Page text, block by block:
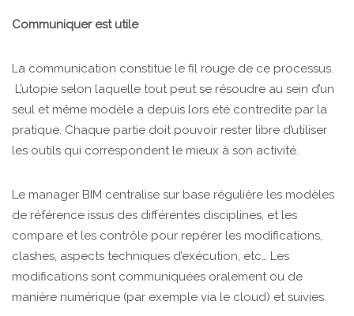
Communiquer est utile
La communication constitue le fil rouge de ce processus.
L’utopie selon laquelle tout peut se résoudre au sein d’un
seul et même modèle a depuis lors été contredite par la
pratique. Chaque partie doit pouvoir rester libre d’utiliser
les outils qui correspondent le mieux à son activité.
Le manager BIM centralise sur base régulière les modèles
de référence issus des différentes disciplines, et les
compare et les contrôle pour repérer les modifications,
clashes, aspects techniques d’exécution, etc… Les
modifications sont communiquées oralement ou de
manière numérique (par exemple via le cloud) et suivies.